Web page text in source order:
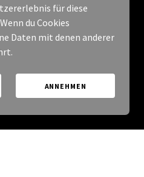
für diese
du Cookies
Daten mit denen anderer
ANNEHMEN